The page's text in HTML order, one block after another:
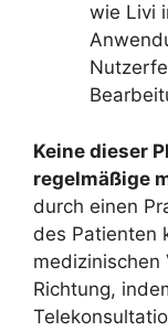
wie Livi
Keine dieser
regelmäßige
durch einen
des Patienten
medizinischen
Richtung,